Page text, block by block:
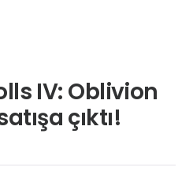
IV: Oblivion
çıktı!